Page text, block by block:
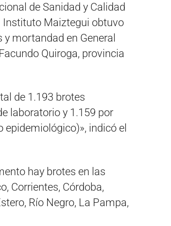
de Sanidad y Calidad
Instituto Maiztegui obtuvo
mortandad en General
Quiroga, provincia
de 1.193 brotes
laboratorio y 1.159 por
indicó el
hay brotes en las
Corrientes, Córdoba,
Río Negro, La Pampa,